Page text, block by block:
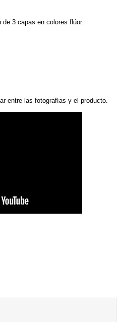
3 capas en colores flúor.
entre las fotografías y el producto.